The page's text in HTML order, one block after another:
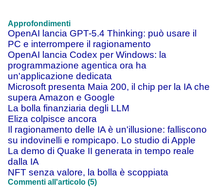
Approfondimenti
OpenAI lancia GPT-5.4 Thinking: può usare il
PC e interrompere il ragionamento
OpenAI lancia Codex per Windows: la
programmazione agentica ora ha
un'applicazione dedicata
Microsoft presenta Maia 200, il chip per la IA che
supera Amazon e Google
La bolla finanziaria degli LLM
Eliza colpisce ancora
Il ragionamento delle IA è un'illusione: falliscono
su indovinelli e rompicapo. Lo studio di Apple
La demo di Quake II generata in tempo reale
dalla IA
NFT senza valore, la bolla è scoppiata
Commenti all'articolo (5)